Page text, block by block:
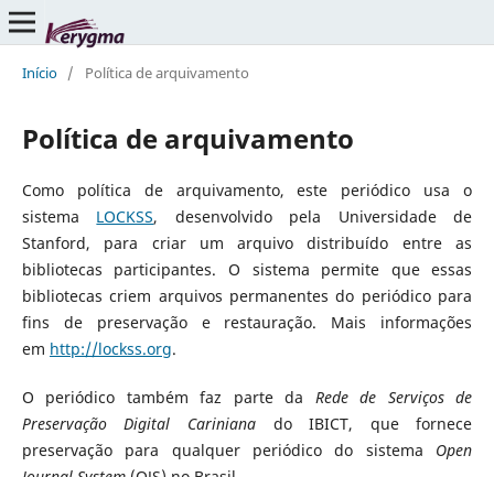
Início / Política de arquivamento
Política de arquivamento
Como política de arquivamento, este periódico usa o
sistema LOCKSS, desenvolvido pela Universidade de
Stanford, para criar um arquivo distribuído entre as
bibliotecas participantes. O sistema permite que essas
bibliotecas criem arquivos permanentes do periódico para
fins de preservação e restauração. Mais informações
em http://lockss.org.
O periódico também faz parte da Rede de Serviços de
Preservação Digital Cariniana do IBICT, que fornece
preservação para qualquer periódico do sistema Open